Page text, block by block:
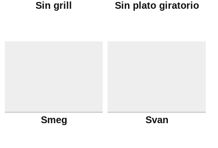
Sin grill Sin plato giratorio
Smeg Svan